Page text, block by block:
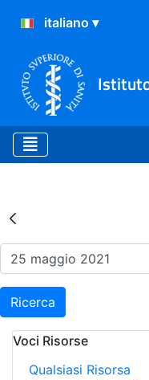
Risultati
Ricerca
Voci Risorse
Qualsiasi Risorsa